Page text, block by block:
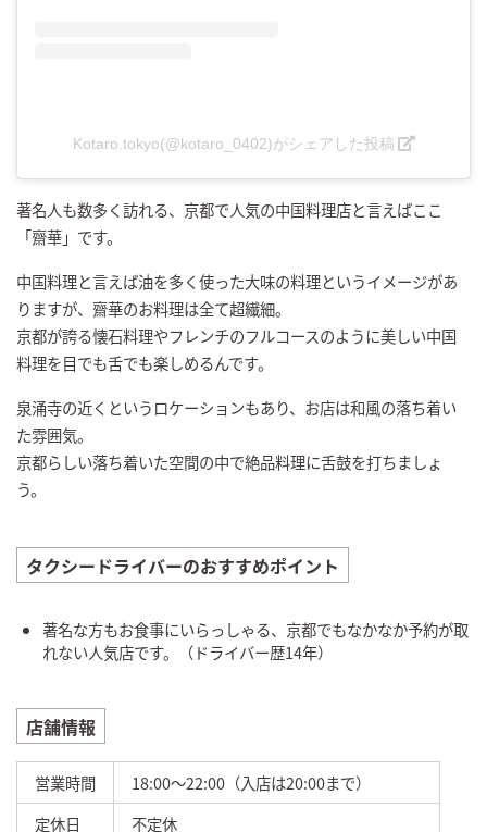
Kotaro.tokyo(@kotaro_0402)がシェアした投稿
著名人も数多く訪れる、京都で人気の中国料理店と言えばここ
「齋華」です。
中国料理と言えば油を多く使った大味の料理というイメージがあ
りますが、齋華のお料理は全て超繊細。
京都が誇る懐石料理やフレンチのフルコースのように美しい中国
料理を目でも舌でも楽しめるんです。
泉涌寺の近くというロケーションもあり、お店は和風の落ち着い
た雰囲気。
京都らしい落ち着いた空間の中で絶品料理に舌鼓を打ちましょ
う。
タクシードライバーのおすすめポイント
著名な方もお食事にいらっしゃる、京都でもなかなか予約が取
れない人気店です。（ドライバー歴14年）
店舗情報
営業時間
18:00～22:00（入店は20:00まで）
定休日
不定休